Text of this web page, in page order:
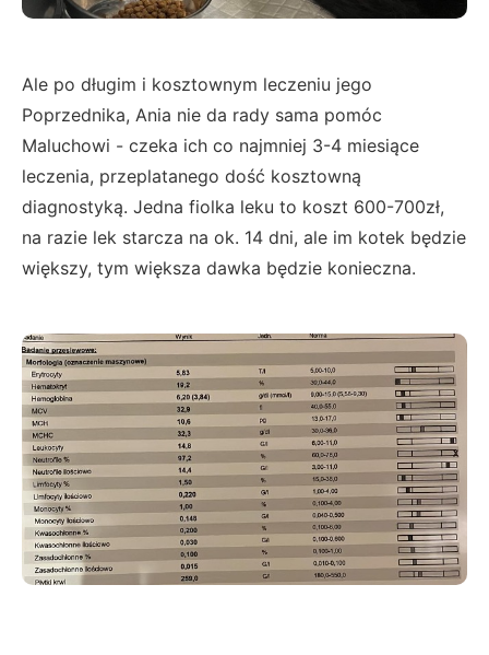
Ale po długim i kosztownym leczeniu jego
Poprzednika, Ania nie da rady sama pomóc
Maluchowi - czeka ich co najmniej 3-4 miesiące
leczenia, przeplatanego dość kosztowną
diagnostyką. Jedna fiolka leku to koszt 600-700zł,
na razie lek starcza na ok. 14 dni, ale im kotek będzie
większy, tym większa dawka będzie konieczna.